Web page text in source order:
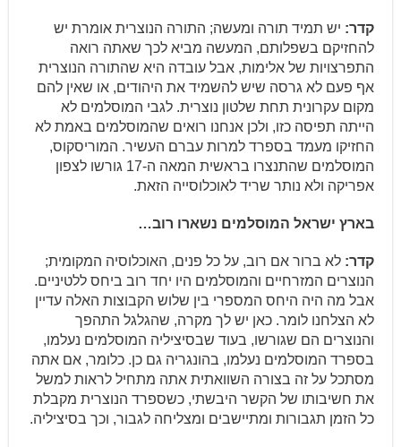
קדר: יש תמיד תורה ומעשה; התורה הנוצרית אומרת יש
להחזיקם בשפלותם, המעשה מביא לכך שאתה רואה
התפרצויות של אלימות, אבל עובדה היא שהתורה הנוצרית
אף פעם לא גרסה שיש להשמיד את היהודים, או שאין להם
מקום עקרונית תחת שלטון נוצרית. לגבי המוסלמים לא
הייתה תפיסה כזו, ולכן אנחנו רואים שהמוסלמים באמת לא
החזיקו מעמד בספרד למרות עברם העשיר. המוריסקוס,
המוסלמים שהתנצרו בראשית המאה ה-17 גורשו לצפון
אפריקה ולא נותר שריד לאוכלוסייה הזאת.
בארץ ישראל המוסלמים נשארו רוב…
קדר: לא ברור אם רוב, על כל פנים, האוכלוסיה המקומית;
הנוצרים המזרחיים והמוסלמים היו יחד רוב ביחס ללטיניים.
אבל מה היה היחס המספרי בין שלוש הקבוצות האלה עדיין
לא הצלחנו לומר. כאן יש לך מקרה, שהגלגל התהפך
והנוצרים הם שגורשו, בעוד שבסיציליה המוסלמים נעלמו,
בספרד המוסלמים נעלמו, בהונגריה גם כן. כלומר, אם אתה
מסתכל על זה בצורה השוואתית אתה מתחיל לראות למשל
את חשיבותו של הקשר היבשתי, כשספרד הנוצרית מקבלת
כל הזמן תגבורות ומתיישבים ומצליחה לגבור, וכך בסיציליה.